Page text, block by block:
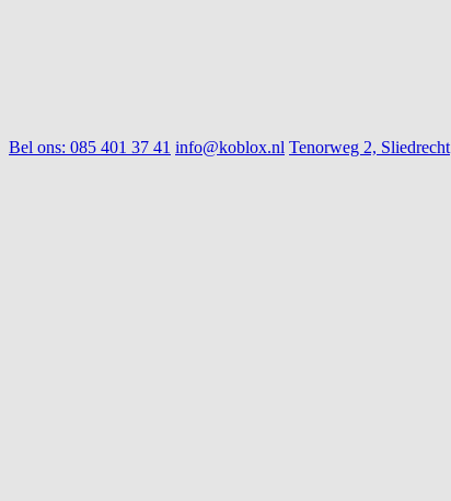
Bel ons: 085 401 37 41 info@koblox.nl Tenorweg 2, Sliedrecht